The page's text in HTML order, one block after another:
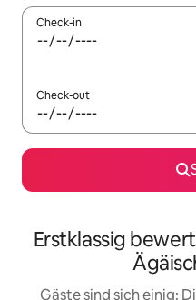
Check-in
Check-out
Erstklassig
Gäste sind sich einig: